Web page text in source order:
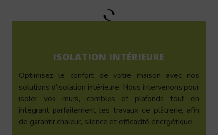
ISOLATION INTÉRIEURE
Optimisez le confort de votre maison avec nos
solutions d’isolation intérieure. Nous intervenons pour
isoler vos murs, combles et plafonds tout en
intégrant parfaitement les travaux de plâtrerie, afin
de garantir chaleur, silence et efficacité énergétique.